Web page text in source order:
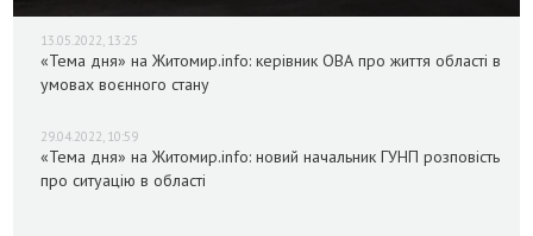
13.05.2022, 13:25
«Тема дня» на Житомир.info: керівник ОВА про життя області в
умовах воєнного стану
29.04.2022, 10:59
«Тема дня» на Житомир.info: новий начальник ГУНП розповість
про ситуацію в області